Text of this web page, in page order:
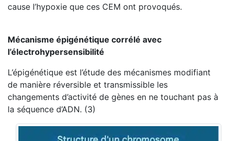
cause l’hypoxie que ces CEM ont provoqués.
Mécanisme épigénétique corrélé avec
l’électrohypersensibilité
L’épigénétique est l’étude des mécanismes modifiant
de manière réversible et transmissible les
changements d’activité de gènes en ne touchant pas à
la séquence d’ADN. (3)